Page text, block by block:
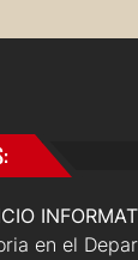
en el